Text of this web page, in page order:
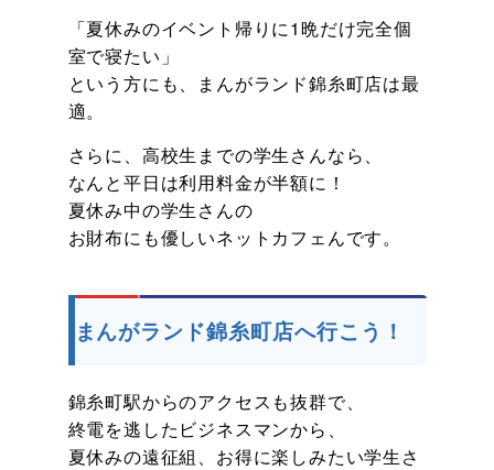
「夏休みのイベント帰りに1晩だけ完全個
室で寝たい」
という方にも、まんがランド錦糸町店は最
適。
さらに、高校生までの学生さんなら、
なんと平日は利用料金が半額に！
夏休み中の学生さんの
お財布にも優しいネットカフェんです。
まんがランド錦糸町店へ行こう！
錦糸町駅からのアクセスも抜群で、
終電を逃したビジネスマンから、
夏休みの遠征組、お得に楽しみたい学生さ